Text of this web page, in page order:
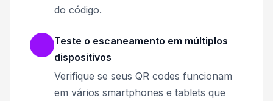
do código.
Teste o escaneamento em múltiplos
dispositivos
Verifique se seus QR codes funcionam
em vários smartphones e tablets que